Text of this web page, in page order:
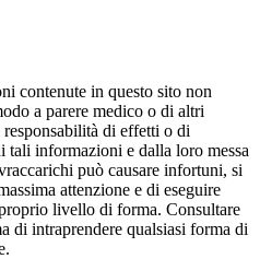
contenute in questo sito non
a parere medico o di altri
di effetti o di
tali informazioni e dalla loro messa
può causare infortuni, si
attenzione e di eseguire
livello di forma. Consultare
di intraprendere qualsiasi forma di